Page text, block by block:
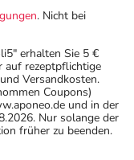
. Nicht bei
erhalten Sie 5 €
auf rezeptpflichtige
Versandkosten.
Coupons)
und in der
Nur solange der
früher zu beenden.